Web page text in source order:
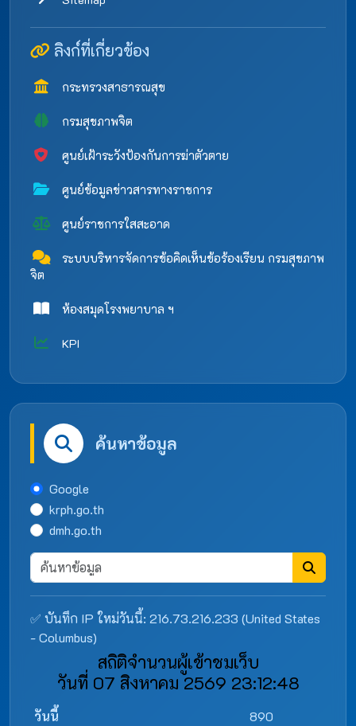
ลิงก์ที่เกี่ยวข้อง
กระทรวงสาธารณสุข
กรมสุขภาพจิต
ศูนย์เฝ้าระวังป้องกันการฆ่าตัวตาย
ศูนย์ข้อมูลข่าวสารทางราชการ
ศูนย์ราชการใสสะอาด
ระบบบริหารจัดการข้อคิดเห็นข้อร้องเรียน กรมสุขภาพ
จิต
ห้องสมุดโรงพยาบาล ฯ
KPI
ค้นหาข้อมูล
Google
krph.go.th
dmh.go.th
✅ บันทึก IP ใหม่วันนี้: 216.73.216.233 (United States
- Columbus)
สถิติจำนวนผู้เข้าชมเว็บ
วันที่ 07 สิงหาคม 2569 23:12:48
วันนี้
890